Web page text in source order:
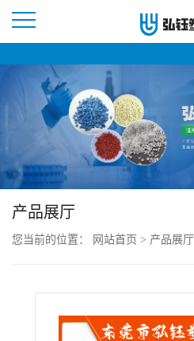
页
公
产品展厅
您当前的位置： 网站首页 > 产品展厅